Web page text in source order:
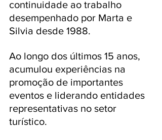
continuidade ao trabalho
desempenhado por Marta e
Silvia desde 1988.
Ao longo dos últimos 15 anos,
acumulou experiências na
promoção de importantes
eventos e liderando entidades
representativas no setor
turístico.